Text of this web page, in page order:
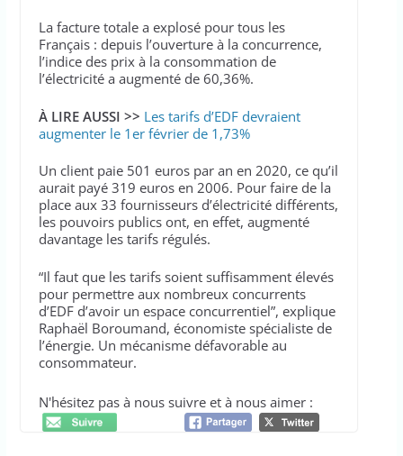
La facture totale a explosé pour tous les
Français : depuis l’ouverture à la concurrence,
l’indice des prix à la consommation de
l’électricité a augmenté de 60,36%.
À LIRE AUSSI >> Les tarifs d’EDF devraient
augmenter le 1er février de 1,73%
Un client paie 501 euros par an en 2020, ce qu’il
aurait payé 319 euros en 2006. Pour faire de la
place aux 33 fournisseurs d’électricité différents,
les pouvoirs publics ont, en effet, augmenté
davantage les tarifs régulés.
“Il faut que les tarifs soient suffisamment élevés
pour permettre aux nombreux concurrents
d’EDF d’avoir un espace concurrentiel”, explique
Raphaël Boroumand, économiste spécialiste de
l’énergie. Un mécanisme défavorable au
consommateur.
N'hésitez pas à nous suivre et à nous aimer :